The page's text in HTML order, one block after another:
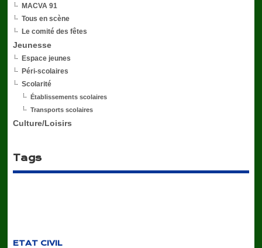
MACVA 91
Tous en scène
Le comité des fêtes
Jeunesse
Espace jeunes
Péri-scolaires
Scolarité
Établissements scolaires
Transports scolaires
Culture/Loisirs
Tags
ETAT CIVIL